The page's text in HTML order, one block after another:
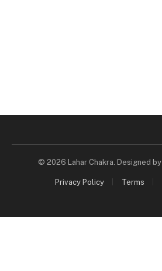
© 2026 Lahar Chakra. Designed by
Privacy Policy Terms